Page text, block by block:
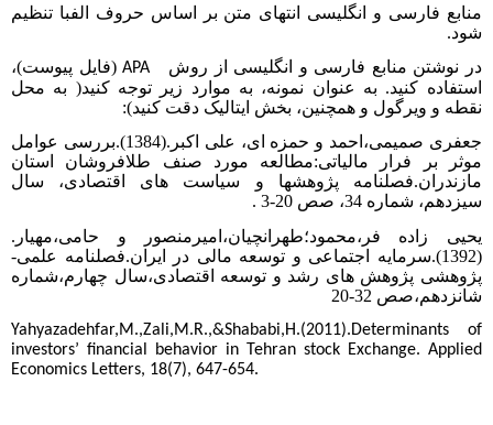
منابع فارسی و انگلیسی انتهای متن بر اساس حروف الفبا تنظیم
شود.
در نوشتن منابع فارسی و انگلیسی از روش
APA (فایل پیوست)،
استفاده کنید. به عنوان نمونه، به موارد زیر توجه کنید( به محل
نقطه و ویرگول و همچنین، بخش ایتالیک دقت کنید):
جعفری صمیمی،احمد و حمزه ای، علی اکبر.(1384).بررسی عوامل
موثر بر فرار مالیاتی:مطالعه مورد صنف طلافروشان استان
مازندران.فصلنامه پژوهشها و سیاست های اقتصادی، سال
سیزدهم، شماره 34، صص 20-3 .
یحیی زاده فر،محمود؛طهرانچیان،امیرمنصور و حامی،مهیار.
(1392).سرمایه اجتماعی و توسعه مالی در ایران.فصلنامه علمی-
پژوهشی پژوهش های رشد و توسعه اقتصادی،سال چهارم،شماره
شانزدهم،صص 32-20
Yahyazadehfar,M.,Zali,M.R.,&Shababi,H.(2011).Determinants of
investors’ financial behavior in Tehran stock Exchange. Applied
Economics Letters, 18(7), 647-654.